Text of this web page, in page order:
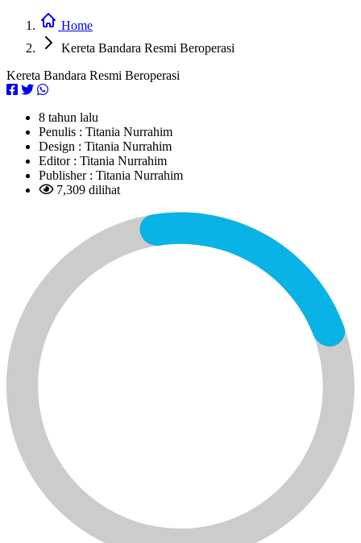
Home
Kereta Bandara Resmi Beroperasi
Kereta Bandara Resmi Beroperasi
8 tahun lalu
Penulis : Titania Nurrahim
Design : Titania Nurrahim
Editor : Titania Nurrahim
Publisher : Titania Nurrahim
7,309 dilihat